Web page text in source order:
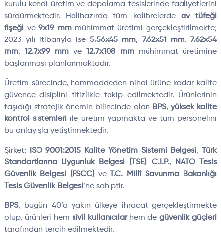
kurulu kendi üretim ve depolama tesislerinde faaliyetlerini
sürdürmektedir. Halihazırda tüm kalibrelerde av tüfeği
fişeği ve9x19 mm mühimmat üretimi gerçekleştirilmekte;
2023 yılı itibarıyla ise 5.56x45 mm, 7.62x51 mm, 7.62x54
mm,12.7x99 mm ve12.7x108 mmmühimmat üretimine
başlanması planlanmaktadır.
Üretim sürecinde, hammaddeden nihai ürüne kadar kalite
güvence disiplini titizlikle takip edilmektedir. Ürünlerinin
taşıdığı stratejik önemin bilincinde olan BPS,yüksek kalite
kontrol sistemleri ile üretim yapmakta ve tüm personelini
bu anlayışla yetiştirmektedir.
Şirket; ISO 9001:2015 Kalite Yönetim Sistemi Belgesi,
Türk
Standartlarına Uygunluk Belgesi (TSE), C.I.P., NATO Tesis
Güvenlik Belgesi (FSCC)ve
T.C. Millî Savunma Bakanlığı
Tesis Güvenlik Belgesi’ne sahiptir.
BPS, bugün 40’a yakın ülkeye ihracat gerçekleştirmekte
olup, ürünleri hem sivil kullanıcılarhem degüvenlik güçleri
tarafından tercih edilmektedir.